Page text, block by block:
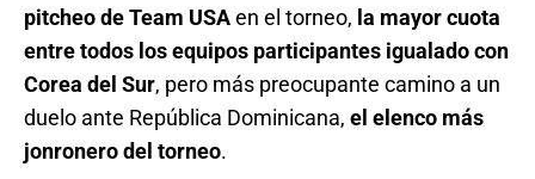
pitcheo de Team USAen el torneo, la mayor cuota
entre todos los equipos participantes igualado con
Corea del Sur, pero más preocupante camino a un
duelo ante República Dominicana, el elenco más
jonronero del torneo.